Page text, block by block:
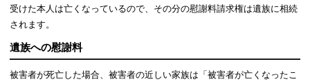
受けた本人は亡くなっているので、その分の慰謝料請求権は遺族に相続
されます。
遺族への慰謝料
被害者が死亡した場合、被害者の近しい家族は「被害者が亡くなったこ